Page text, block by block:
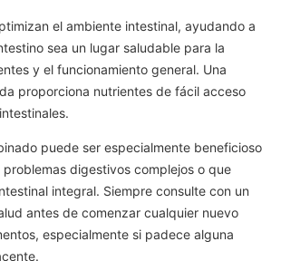
el ambiente intestinal, ayudando a
sea un lugar saludable para la
y el funcionamiento general. Una
proporciona nutrientes de fácil acceso
puede ser especialmente beneficioso
digestivos complejos o que
integral. Siempre consulte con un
antes de comenzar cualquier nuevo
especialmente si padece alguna